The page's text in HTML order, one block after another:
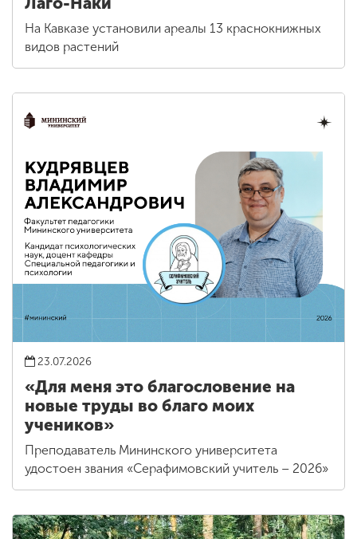
На Кавказе установили ареалы 13 краснокнижных
видов растений
23.07.2026
«Для меня это благословение на
новые труды во благо моих
учеников»
Преподаватель Мининского университета
удостоен звания «Серафимовский учитель – 2026»